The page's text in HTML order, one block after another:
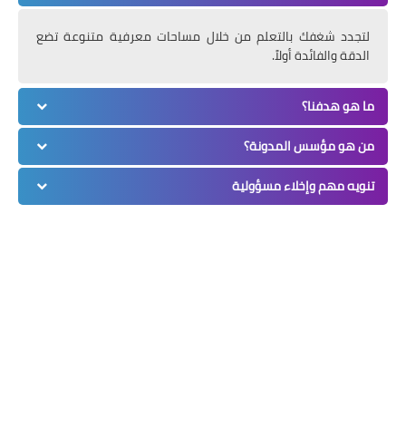
لتجدد شغفك بالتعلم من خلال مساحات معرفية متنوعة تضع
الدقة والفائدة أولاً.
ما هو هدفنا؟
من هو مؤسس المدونة؟
تنويه مهم وإخلاء مسؤولية